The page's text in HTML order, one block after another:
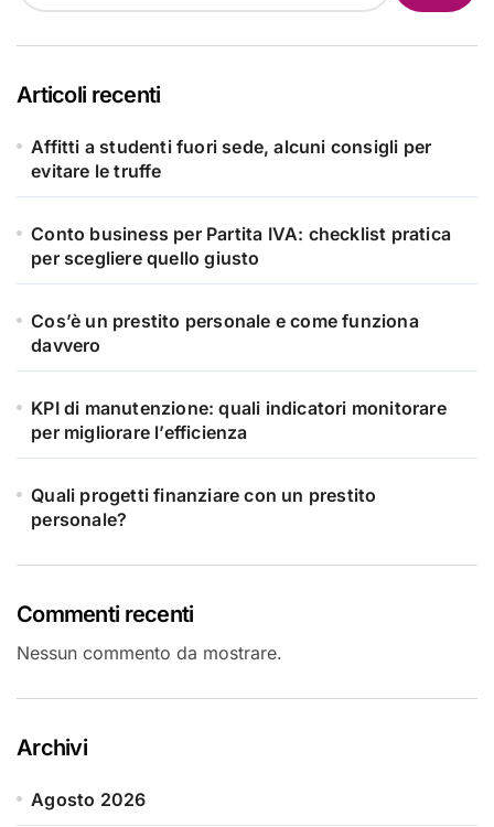
Articoli recenti
Affitti a studenti fuori sede, alcuni consigli per
evitare le truffe
Conto business per Partita IVA: checklist pratica
per scegliere quello giusto
Cos’è un prestito personale e come funziona
davvero
KPI di manutenzione: quali indicatori monitorare
per migliorare l’efficienza
Quali progetti finanziare con un prestito
personale?
Commenti recenti
Nessun commento da mostrare.
Archivi
Agosto 2026